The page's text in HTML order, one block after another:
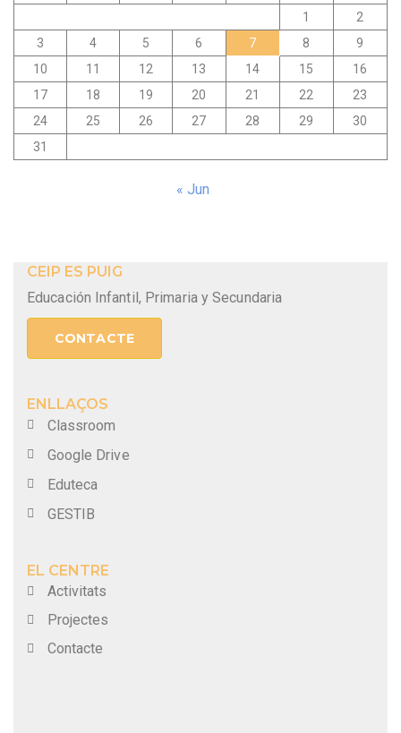
1
2
3
4 5 6 7 8
9
10
11 12 13 14 15
16
17
18 19 20 21 22
23
24
25 26 27 28 29
30
31
« Jun
CEIP ES PUIG
Educación Infantil, Primaria y Secundaria
CONTACTE
ENLLAÇOS
Classroom
Google Drive
Eduteca
GESTIB
EL CENTRE
Activitats
Projectes
Contacte